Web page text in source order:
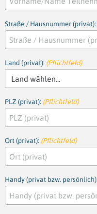
Straße / Hausnummer (privat):
Land (privat): (Pflichtfeld)
PLZ (privat): (Pflichtfeld)
Ort (privat): (Pflichtfeld)
Handy (privat bzw. persönlich):